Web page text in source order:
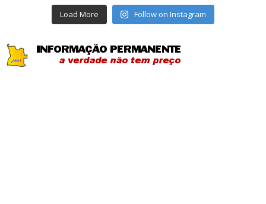
Load More Follow on Instagram